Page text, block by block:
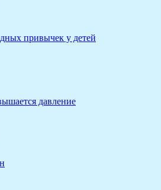
привычек у детей
давление